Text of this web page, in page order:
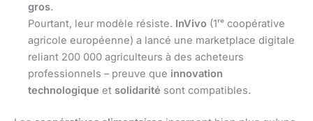
gros.
Pourtant, leur modèle résiste. InVivo (1ʳᵉ coopérative
agricole européenne) a lancé une marketplace digitale
reliant 200 000 agriculteurs à des acheteurs
professionnels – preuve que innovation
technologique et solidarité sont compatibles.